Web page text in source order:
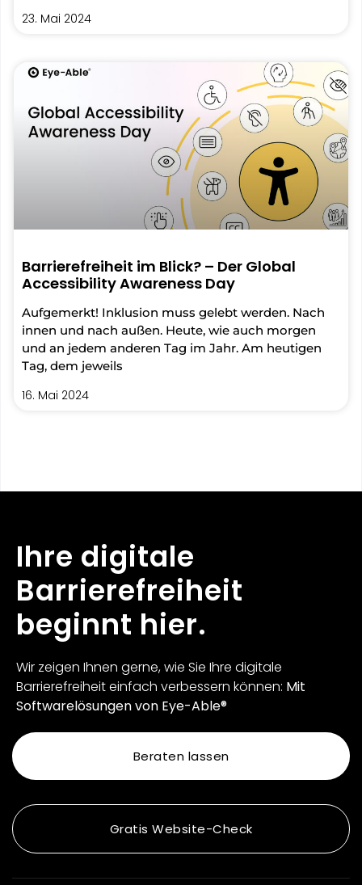
23. Mai 2024
Barrierefreiheit im Blick? – Der Global
Accessibility Awareness Day
Aufgemerkt! Inklusion muss gelebt werden. Nach
innen und nach außen. Heute, wie auch morgen
und an jedem anderen Tag im Jahr. Am heutigen
Tag, dem jeweils
16. Mai 2024
Ihre digitale
Barrierefreiheit
beginnt hier.
Wir zeigen Ihnen gerne, wie Sie Ihre digitale
Barrierefreiheit einfach verbessern können: Mit
Softwarelösungen von Eye-Able®
Beraten lassen
Gratis Website-Check